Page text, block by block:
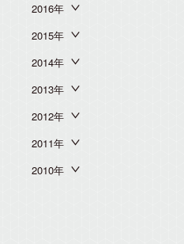
2016年
2015年
2014年
2013年
2012年
2011年
2010年